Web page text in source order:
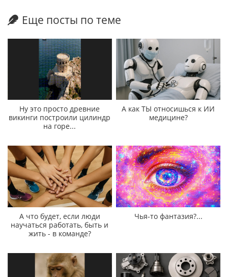
Еще посты по теме
Ну это просто древние
викинги построили цилиндр
на горе...
А как ТЫ относишься к ИИ
медицине?
А что будет, если люди
научаться работать, быть и
жить - в команде?
Чья-то фантазия?...